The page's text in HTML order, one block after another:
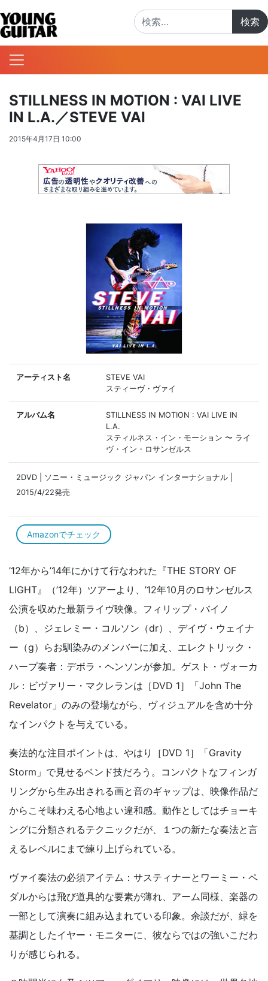
STILLNESS IN MOTION : VAI LIVE
IN L.A.／STEVE VAI
2015年4月17日 10:00
アーティスト名
STEVE VAI
スティーヴ・ヴァイ
アルバム名
STILLNESS IN MOTION : VAI LIVE IN
L.A.
スティルネス・イン・モーション 〜 ライ
ヴ・イン・ロサンゼルス
2DVD | ソニー・ミュージック ジャパン インターナショナル |
2015/4/22発売
Amazonでチェック
’12年から’14年にかけて行なわれた『THE STORY OF
LIGHT』（’12年）ツアーより、’12年10月のロサンゼルス
公演を収めた最新ライヴ映像。フィリップ・バイノ
（b）、ジェレミー・コルソン（dr）、デイヴ・ウェイナ
ー（g）らお馴染みのメンバーに加え、エレクトリック・
ハープ奏者：デボラ・ヘンソンが参加。ゲスト・ヴォーカ
ル：ビヴァリー・マクレランは［DVD 1］「John The
Revelator」のみの登場ながら、ヴィジュアルを含め十分
なインパクトを与えている。
奏法的な注目ポイントは、やはり［DVD 1］「Gravity
Storm」で見せるベンド技だろう。コンパクトなフィンガ
リングから生み出される画と音のギャップは、映像作品だ
からこそ味わえる心地よい違和感。動作としてはチョーキ
ングに分類されるテクニックだが、１つの新たな奏法と言
えるレベルにまで練り上げられている。
ヴァイ奏法の必須アイテム：サスティナーとワーミー・ペ
ダルからは飛び道具的な要素が薄れ、アーム同様、楽器の
一部として演奏に組み込まれている印象。余談だが、緑を
基調としたイヤー・モニターに、彼ならではの強いこだわ
りが感じられる。